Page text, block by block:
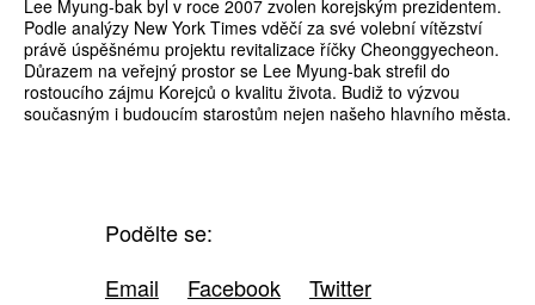
Lee Myung-bak byl v roce 2007 zvolen korejským prezidentem.
Podle analýzy New York Times vděčí za své volební vítězství
právě úspěšnému projektu revitalizace říčky Cheonggyecheon.
Důrazem na veřejný prostor se Lee Myung-bak strefil do
rostoucího zájmu Korejců o kvalitu života. Budiž to výzvou
současným i budoucím starostům nejen našeho hlavního města.
Podělte se:
Email
Facebook Twitter